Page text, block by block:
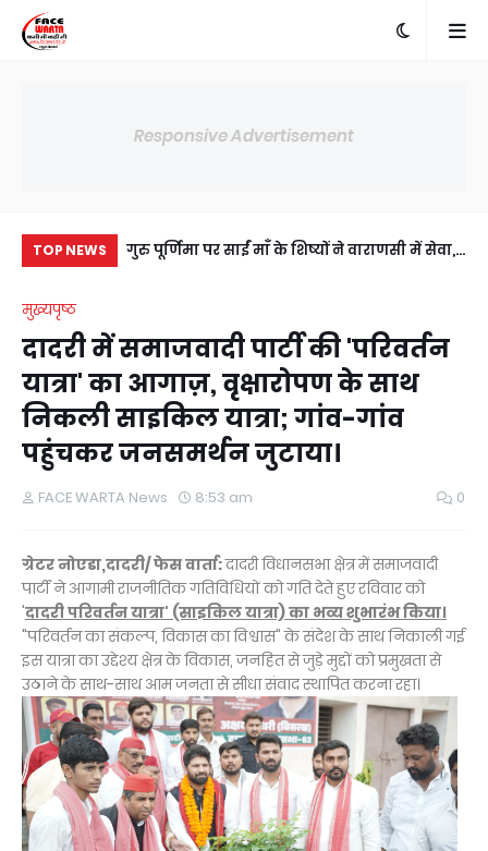
Responsive Advertisement
TOP NEWS
में अंसल गोल्फ
गुरु पूर्णिमा पर साईं माँ के शिष्यों ने वाराणसी में सेवा,
मुख्यपृष्ठ
दादरी में समाजवादी पार्टी की 'परिवर्तन
यात्रा' का आगाज़, वृक्षारोपण के साथ
निकली साइकिल यात्रा; गांव-गांव
पहुंचकर जनसमर्थन जुटाया।
FACE WARTA News 8:53 am 0
ग्रेटर नोएडा,दादरी/ फेस वार्ता:दादरी विधानसभा क्षेत्र में समाजवादी
पार्टी ने आगामी राजनीतिक गतिविधियों को गति देते हुए रविवार को
'दादरी परिवर्तन यात्रा' (साइकिल यात्रा) का भव्य शुभारंभ किया।
"परिवर्तन का संकल्प, विकास का विश्वास" के संदेश के साथ निकाली गई
इस यात्रा का उद्देश्य क्षेत्र के विकास, जनहित से जुड़े मुद्दों को प्रमुखता से
उठाने के साथ-साथ आम जनता से सीधा संवाद स्थापित करना रहा।